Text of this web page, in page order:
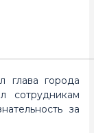
глава города
сотрудникам
за